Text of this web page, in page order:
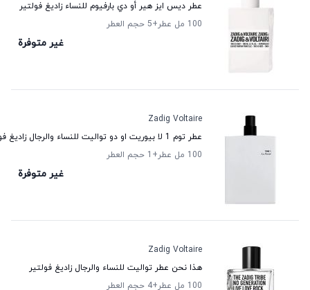
عطر ديس ايز هير أو دي بارفيوم للنساء زاديغ فولتير
100 مل عطر
+5 حجم العطر
غير متوفرة
Zadig Voltaire
عطر توم 1 لا بيوريت او دو تواليت للنساء والرجال زاديغ فولتير
100 مل عطر
+1 حجم العطر
غير متوفرة
Zadig Voltaire
هذا نحن عطر تواليت للنساء والرجال زاديغ فولتير
100 مل عطر
+4 حجم العطر